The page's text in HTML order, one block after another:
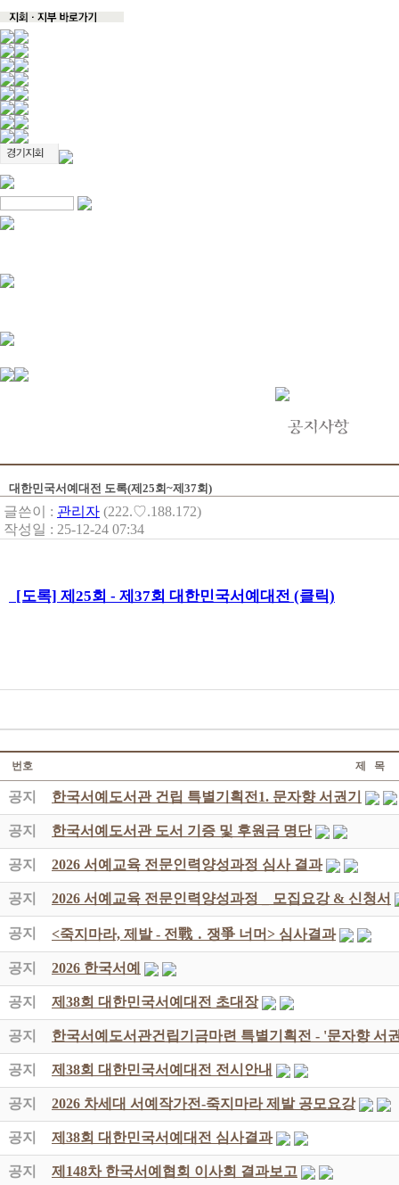
대한민국서예대전 도록(제25회~제37회)
글쓴이 : 관리자 (222.♡.188.172)
작성일 : 25-12-24 07:34
[도록] 제25회 - 제37회 대한민국서예대전 (클릭)
번호 제 목
공지 한국서예도서관 건립 특별기획전1. 문자향 서권기
공지 한국서예도서관 도서 기증 및 후원금 명단
공지 2026 서예교육 전문인력양성과정 심사 결과
공지 2026 서예교육 전문인력양성과정 _ 모집요강 & 신청서
공지 <죽지마라, 제발 - 전戰 ․ 쟁爭 너머> 심사결과
공지 2026 한국서예
공지 제38회 대한민국서예대전 초대장
공지 한국서예도서관건립기금마련 특별기획전 - '문자향 서
공지 제38회 대한민국서예대전 전시안내
공지 2026 차세대 서예작가전-죽지마라 제발 공모요강
공지 제38회 대한민국서예대전 심사결과
공지 제148차 한국서예협회 이사회 결과보고